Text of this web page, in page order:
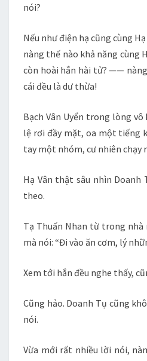
nói?
Nếu như điện hạ cũng cùng
nàng thế nào khả năng cùng
còn hoài hắn hài tử? ——
cái đều là dư thừa!
Bạch Vân Uyển trong lòng
lệ rơi đầy mặt, oa một tiếng
tay một nhóm, cư nhiên chạy
Hạ Vân thật sâu nhìn
theo.
Tạ Thuấn Nhan từ trong
mà nói: “Đi vào ăn cơm, lý
Xem tới hắn đều nghe thấy,
Cũng hảo. Doanh Tụ cũng
nói.
Vừa mới rất nhiều lời nói,